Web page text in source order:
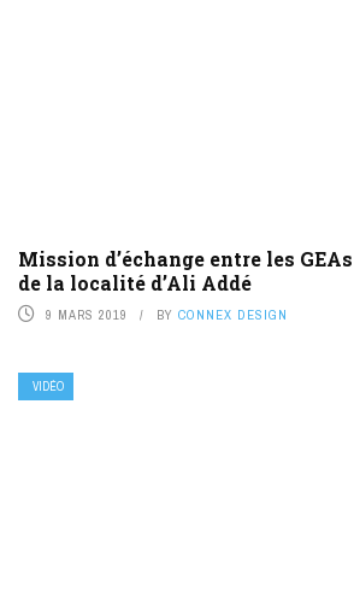
Mission d’échange entre les
de la localité d’Ali Addé
9 MARS 2019 BY CONNEX DESIGN
VIDÉO